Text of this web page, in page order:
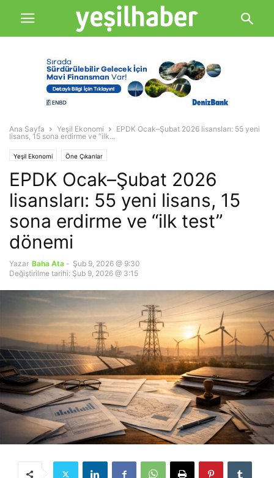
Ana Sayfa Yeşil Ekonomi
EPDK Ocak–Şubat 2026 lisansları: 55 yeni
lisans, 15 sona erdirme ve “ilk...
Yeşil Ekonomi Öne Çıkanlar
EPDK Ocak–Şubat 2026
lisansları: 55 yeni lisans, 15
sona erdirme ve “ilk test”
dönemi
Yazar Baha Ata - Şub 9, 2026 @ 9:30
Değiştirilme tarihi: Şub 9, 2026 @ 3:15